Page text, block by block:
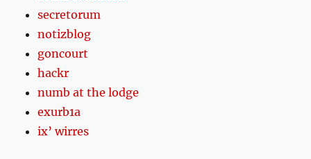
secretorum
notizblog
goncourt
hackr
numb at the lodge
exurb1a
ix’ wirres